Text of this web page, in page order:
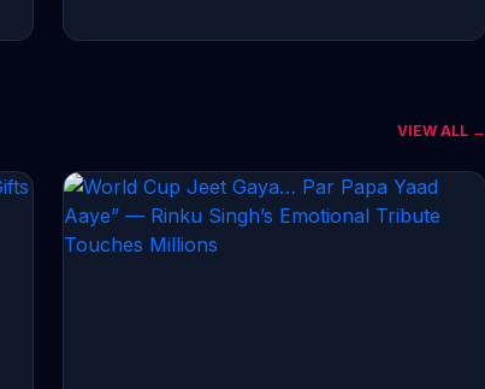
CONTINUE READING →
VIEW ALL →